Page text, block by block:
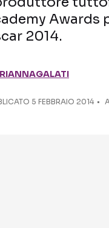
Awards
2014.
5 FEBBRAIO 2014